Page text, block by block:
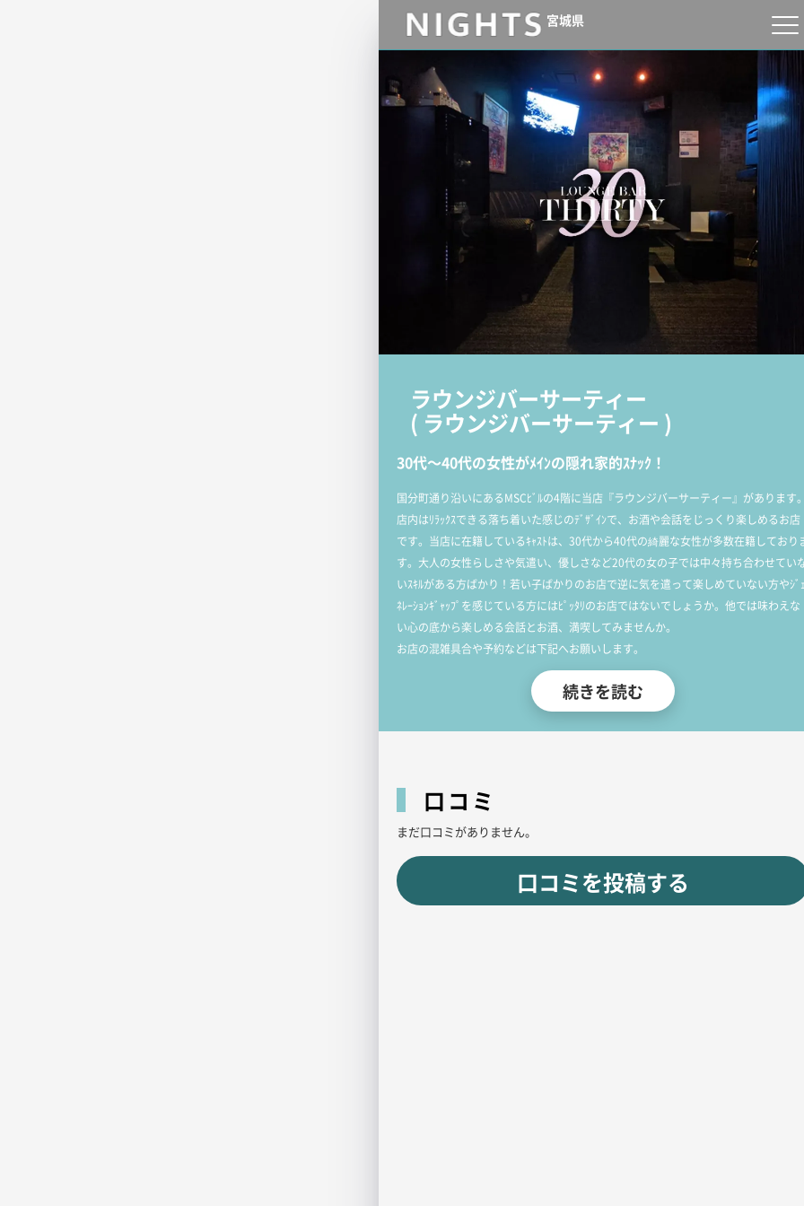
宮城県
ラウンジバーサーティー
( ラウンジバーサーティー )
30代～40代の女性がﾒｲﾝの隠れ家的ｽﾅｯｸ！
国分町通り沿いにあるMSCﾋﾞﾙの4階に当店『ラウンジバーサーティー』があります。
店内はﾘﾗｯｸｽできる落ち着いた感じのﾃﾞｻﾞｲﾝで、お酒や会話をじっくり楽しめるお店
です。当店に在籍しているｷｬｽﾄは、30代から40代の綺麗な女性が多数在籍しており
す。大人の女性らしさや気遣い、優しさなど20代の女の子では中々持ち合わせてい
いｽｷﾙがある方ばかり！若い子ばかりのお店で逆に気を遣って楽しめていない方やｼﾞｪ
ﾈﾚｰｼｮﾝｷﾞｬｯﾌﾟを感じている方にはﾋﾟｯﾀﾘのお店ではないでしょうか。他では味わえな
い心の底から楽しめる会話とお酒、満喫してみませんか。
お店の混雑具合や予約などは下記へお願いします。
続きを読む
口コミ
まだ口コミがありません。
口コミを投稿する